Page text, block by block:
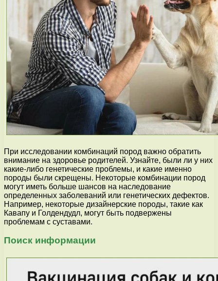
При исследовании комбинаций пород важно обратить
внимание на здоровье родителей. Узнайте, были ли у них
какие-либо генетические проблемы, и какие именно
породы были скрещены. Некоторые комбинации пород
могут иметь больше шансов на наследование
определенных заболеваний или генетических дефектов.
Например, некоторые дизайнерские породы, такие как
Кавапу и Голдендудл, могут быть подвержены
проблемам с суставами.
Поиск информации